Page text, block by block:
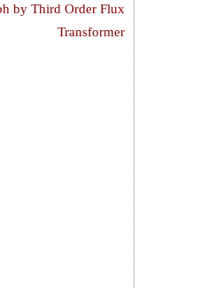
by Third Order Flux
Transformer